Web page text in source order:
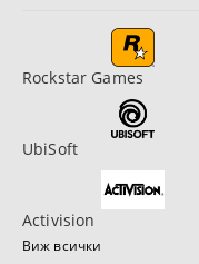
Rockstar Games
UbiSoft
Activision
Виж всички